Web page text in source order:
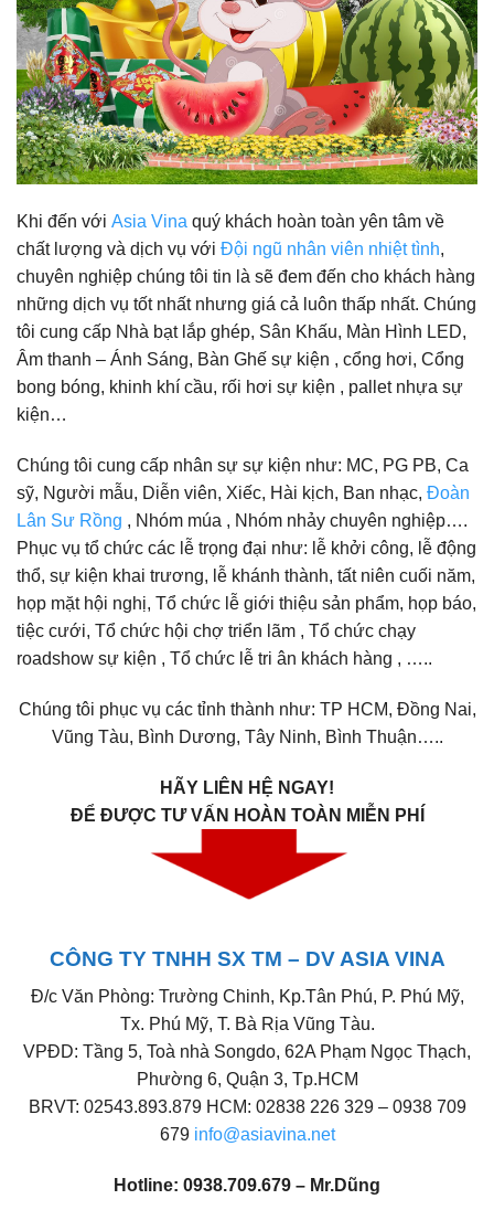
Khi đến với Asia Vina quý khách hoàn toàn yên tâm về
chất lượng và dịch vụ với Đội ngũ nhân viên nhiệt tình,
chuyên nghiệp chúng tôi tin là sẽ đem đến cho khách hàng
những dịch vụ tốt nhất nhưng giá cả luôn thấp nhất. Chúng
tôi cung cấp Nhà bạt lắp ghép, Sân Khấu, Màn Hình LED,
Âm thanh – Ánh Sáng, Bàn Ghế sự kiện , cổng hơi, Cổng
bong bóng, khinh khí cầu, rối hơi sự kiện , pallet nhựa sự
kiện…
Chúng tôi cung cấp nhân sự sự kiện như: MC, PG PB, Ca
sỹ, Người mẫu, Diễn viên, Xiếc, Hài kịch, Ban nhạc, Đoàn
Lân Sư Rồng , Nhóm múa , Nhóm nhảy chuyên nghiệp….
Phục vụ tổ chức các lễ trọng đại như: lễ khởi công, lễ động
thổ, sự kiện khai trương, lễ khánh thành, tất niên cuối năm,
họp mặt hội nghị, Tổ chức lễ giới thiệu sản phẩm, họp báo,
tiệc cưới, Tổ chức hội chợ triển lãm , Tổ chức chạy
roadshow sự kiện , Tổ chức lễ tri ân khách hàng , …..
Chúng tôi phục vụ các tỉnh thành như: TP HCM, Đồng Nai,
Vũng Tàu, Bình Dương, Tây Ninh, Bình Thuận…..
HÃY LIÊN HỆ NGAY!
ĐỂ ĐƯỢC TƯ VẤN HOÀN TOÀN MIỄN PHÍ
CÔNG TY TNHH SX TM – DV ASIA VINA
Đ/c Văn Phòng: Trường Chinh, Kp.Tân Phú, P. Phú Mỹ,
Tx. Phú Mỹ, T. Bà Rịa Vũng Tàu.
VPĐD: Tầng 5, Toà nhà Songdo, 62A Phạm Ngọc Thạch,
Phường 6, Quận 3, Tp.HCM
BRVT: 02543.893.879 HCM: 02838 226 329 – 0938 709
679 info@asiavina.net
Hotline: 0938.709.679 – Mr.Dũng